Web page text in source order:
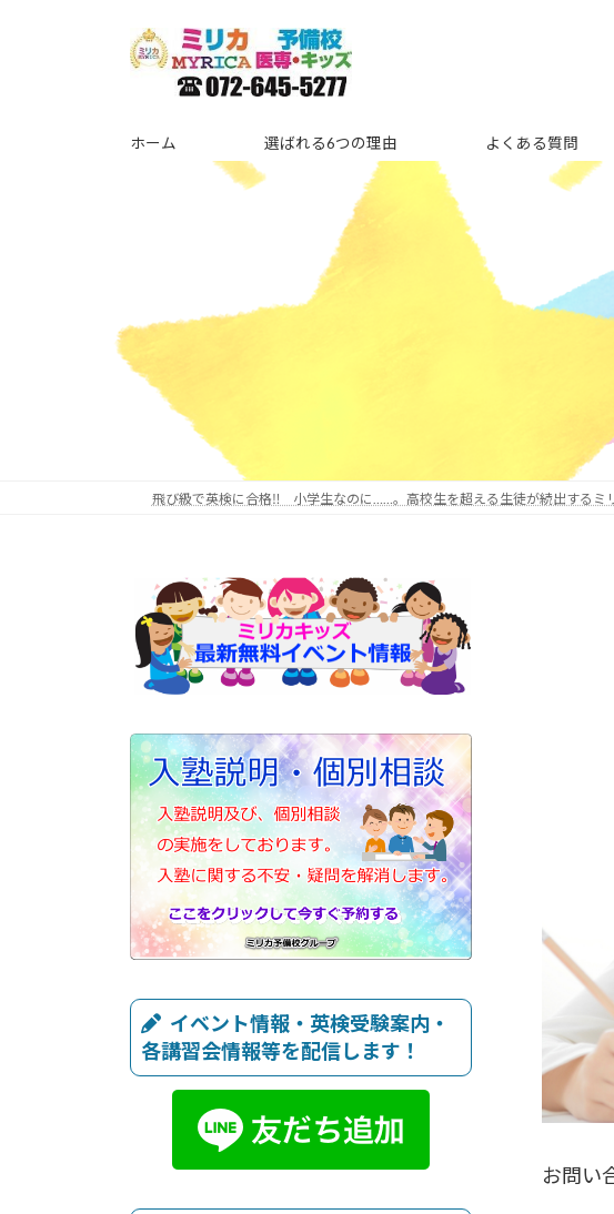
ホーム 選ばれる6つの理由 よくある質問
飛び級で英検に合格‼ 小学生なのに……。高校生を超える生徒が続出するミ
お問い
イベント情報・英検受験案内・
各講習会情報等を配信します！